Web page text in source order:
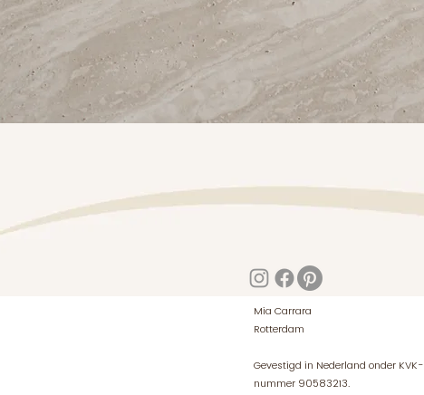
Mia Carrara
Rotterdam
Gevestigd in Nederland onder KVK-
nummer 90583213.